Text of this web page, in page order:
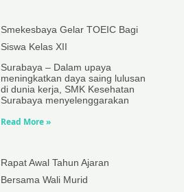
Smekesbaya Gelar TOEIC Bagi
Siswa Kelas XII
Surabaya – Dalam upaya
meningkatkan daya saing lulusan
di dunia kerja, SMK Kesehatan
Surabaya menyelenggarakan
Read More »
Rapat Awal Tahun Ajaran
Bersama Wali Murid